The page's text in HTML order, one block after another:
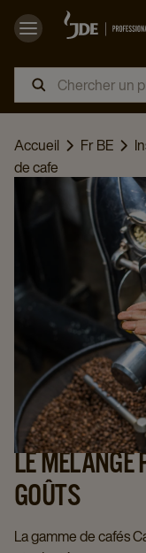
Accueil Fr BE
de cafe
LE MÉLANGE
GOÛTS
La gamme de cafés